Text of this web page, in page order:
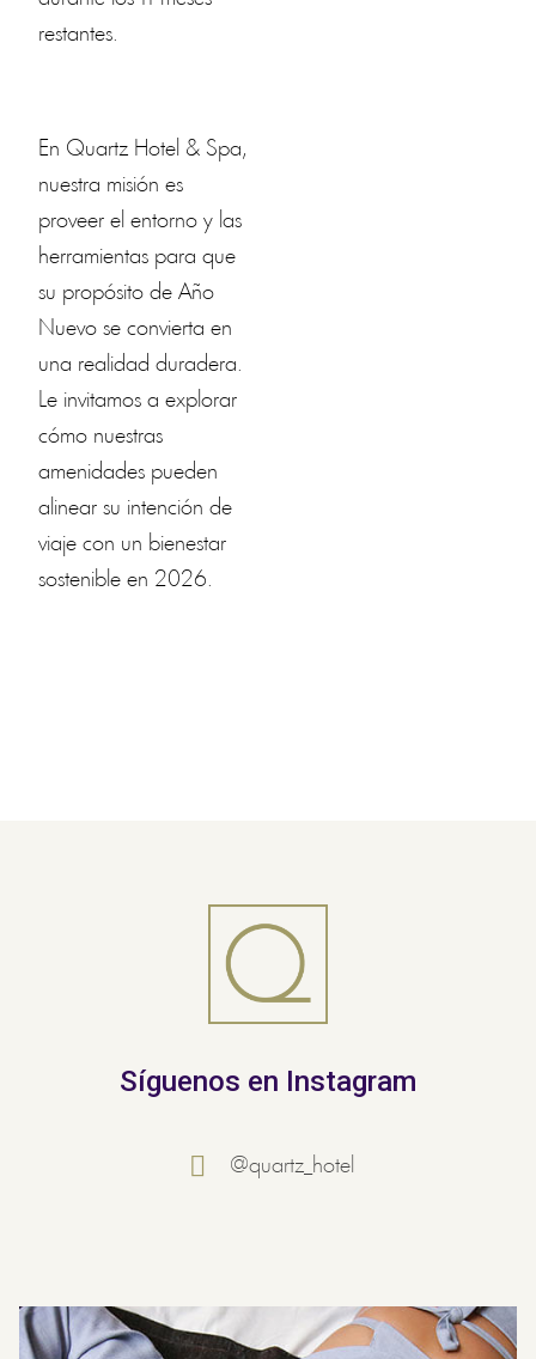
restantes.
En Quartz Hotel & Spa,
nuestra misión es
proveer el entorno y las
herramientas para que
su propósito de Año
Nuevo se convierta en
una realidad duradera.
Le invitamos a explorar
cómo nuestras
amenidades pueden
alinear su intención de
viaje con un bienestar
sostenible en 2026.
Síguenos en Instagram
@quartz_hotel